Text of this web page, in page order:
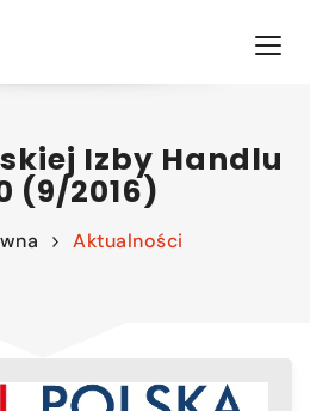
Izby Handlu
(9/2016)
Aktualności